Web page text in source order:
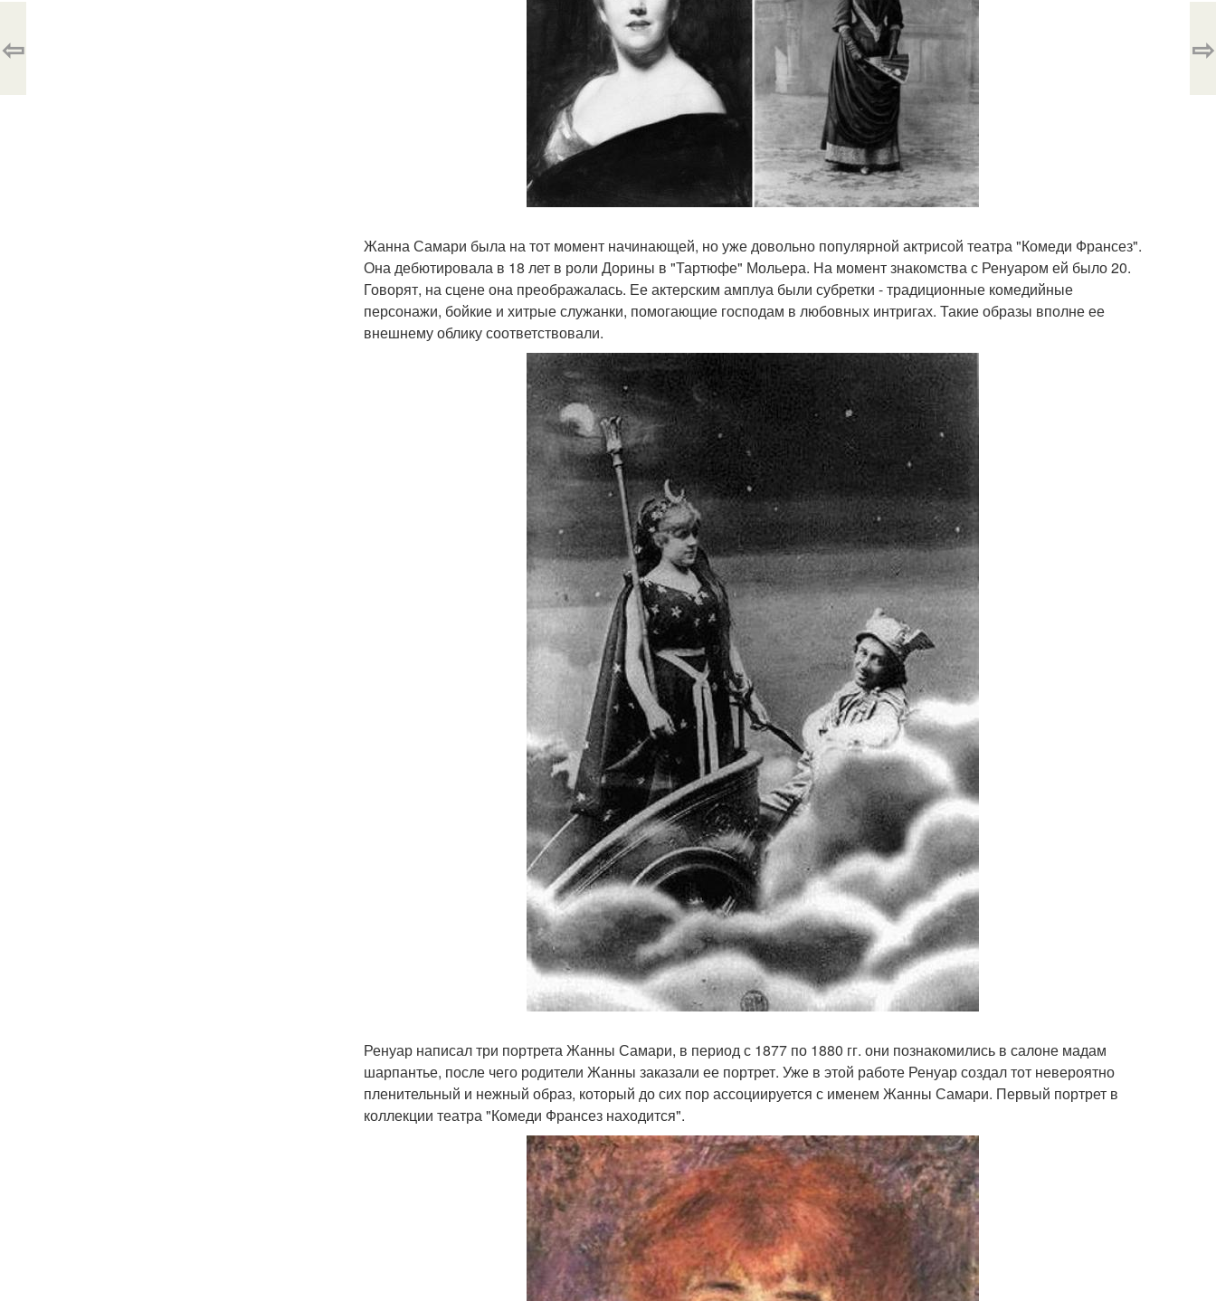
Жанна Самари была на тот момент начинающей, но уже довольно популярной актрисой театра "Комеди Франсез".
Она дебютировала в 18 лет в роли Дорины в "Тартюфе" Мольера. На момент знакомства с Ренуаром ей было 20.
Говорят, на сцене она преображалась. Ее актерским амплуа были субретки - традиционные комедийные
персонажи, бойкие и хитрые служанки, помогающие господам в любовных интригах. Такие образы вполне ее
внешнему облику соответствовали.
Ренуар написал три портрета Жанны Самари, в период с 1877 по 1880 гг. они познакомились в салоне мадам
шарпантье, после чего родители Жанны заказали ее портрет. Уже в этой работе Ренуар создал тот невероятно
пленительный и нежный образ, который до сих пор ассоциируется с именем Жанны Самари. Первый портрет в
коллекции театра "Комеди Франсез находится".
⇦ ⇨